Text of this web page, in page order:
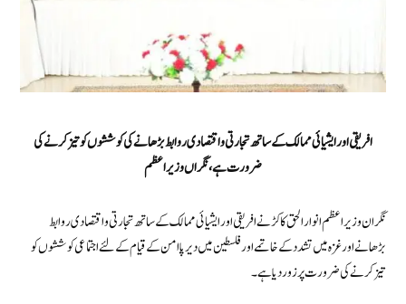
افریقی اور ایشیائی ممالک کے ساتھ تجارتی و اقتصادی روابط بڑھانے کی کوششوں کو تیز کرنے کی
ضرورت ہے،نگراں وزیراعظم
نگران وزیراعظم انوار الحق کاکڑ نے افریقی اور ایشیائی ممالک کے ساتھ تجارتی و اقتصادی روابط
بڑھانے اور غزہ میں تشدد کے خاتمے اور فلسطین میں دیرپا امن کے قیام کے لئے اجتماعی کوششوں کو
تیز کرنے کی ضرورت پر زور دیا ہے۔